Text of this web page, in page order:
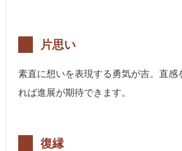
片思い
素直に想いを表現する勇気が吉。直感
れば進展が期待できます。
復縁